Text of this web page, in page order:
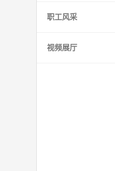
职工风采
视频展厅